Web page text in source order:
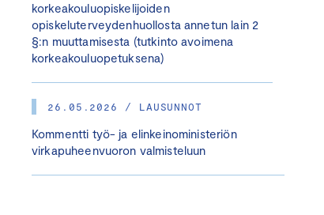
korkeakouluopiskelijoiden
opiskeluterveydenhuollosta annetun lain 2
§:n muuttamisesta (tutkinto avoimena
korkeakouluopetuksena)
26.05.2026 / LAUSUNNOT
Kommentti työ- ja elinkeinoministeriön
virkapuheenvuoron valmisteluun